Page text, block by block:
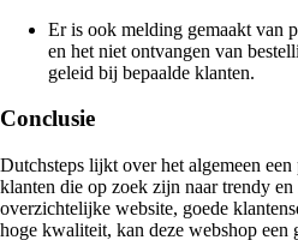
Er is ook melding gemaakt van
en het niet ontvangen van
geleid bij bepaalde klanten.
Conclusie
Dutchsteps lijkt over het algemeen
klanten die op zoek zijn naar trendy
overzichtelijke website, goede
hoge kwaliteit, kan deze webshop een